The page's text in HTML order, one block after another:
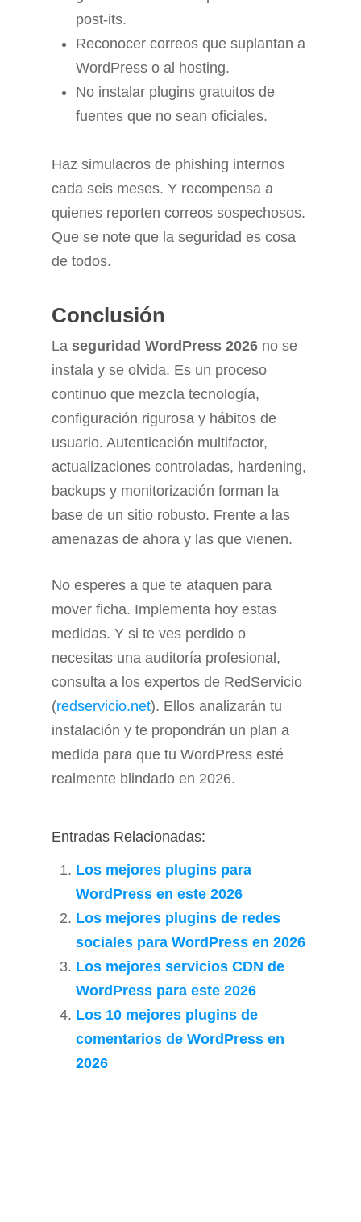
post-its.
Reconocer correos que suplantan a
WordPress o al hosting.
No instalar plugins gratuitos de
fuentes que no sean oficiales.
Haz simulacros de phishing internos
cada seis meses. Y recompensa a
quienes reporten correos sospechosos.
Que se note que la seguridad es cosa
de todos.
Conclusión
La seguridad WordPress 2026 no se
instala y se olvida. Es un proceso
continuo que mezcla tecnología,
configuración rigurosa y hábitos de
usuario. Autenticación multifactor,
actualizaciones controladas, hardening,
backups y monitorización forman la
base de un sitio robusto. Frente a las
amenazas de ahora y las que vienen.
No esperes a que te ataquen para
mover ficha. Implementa hoy estas
medidas. Y si te ves perdido o
necesitas una auditoría profesional,
consulta a los expertos de RedServicio
(redservicio.net). Ellos analizarán tu
instalación y te propondrán un plan a
medida para que tu WordPress esté
realmente blindado en 2026.
Entradas Relacionadas:
Los mejores plugins para
WordPress en este 2026
Los mejores plugins de redes
sociales para WordPress en 2026
Los mejores servicios CDN de
WordPress para este 2026
Los 10 mejores plugins de
comentarios de WordPress en
2026